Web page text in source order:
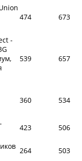
474 673
-
539 657
360 534
423
506
264
503